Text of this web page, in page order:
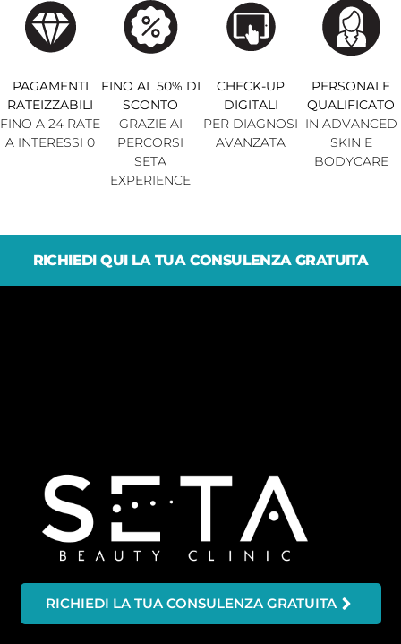
PAGAMENTI
RATEIZZABILI
FINO A 24 RATE
A INTERESSI 0
FINO AL 50% DI
SCONTO
GRAZIE AI
PERCORSI
SETA
EXPERIENCE
CHECK-UP
DIGITALI
PER DIAGNOSI
AVANZATA
PERSONALE
QUALIFICATO
IN ADVANCED
SKIN E
BODYCARE
RICHIEDI QUI LA TUA CONSULENZA GRATUITA
RICHIEDI LA TUA CONSULENZA GRATUITA